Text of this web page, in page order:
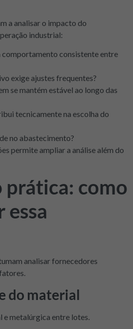
a analisar o impacto do
industrial:
comportamento consistente entre
exige ajustes frequentes?
se mantém estável ao longo das
tecnicamente na escolha do
no abastecimento?
permite ampliar a análise além do
prática: como
analisar fornecedores
do material
e metalúrgica entre lotes.